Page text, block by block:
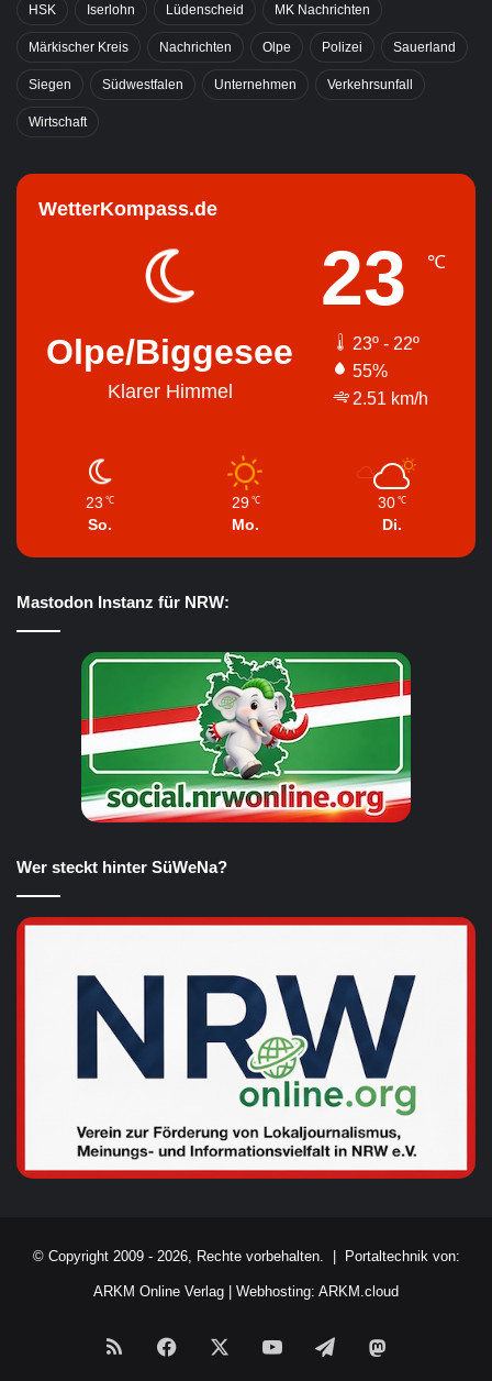
HSK Iserlohn Lüdenscheid MK Nachrichten
Märkischer Kreis Nachrichten Olpe Polizei Sauerland
Siegen Südwestfalen Unternehmen Verkehrsunfall
Wirtschaft
WetterKompass.de
Olpe/Biggesee
Klarer Himmel
23 ℃
23º - 22º
55%
2.51 km/h
23 ℃
So.
29 ℃
Mo.
30 ℃
Di.
Mastodon Instanz für NRW:
Wer steckt hinter SüWeNa?
© Copyright 2009 - 2026, Rechte vorbehalten. | Portaltechnik von:
ARKM Online Verlag | Webhosting: ARKM.cloud
RSS Facebook YouTubeTelegram